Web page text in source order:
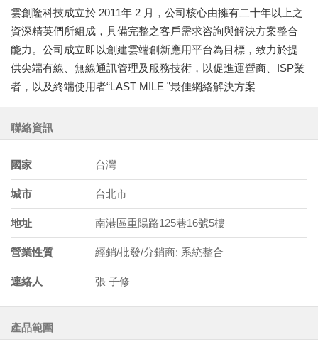
雲創隆科技成立於 2011年 2 月，公司核心由擁有二十年以上之
資深精英們所組成，具備完整之客戶需求咨詢與解決方案整合
能力。公司成立即以創建雲端創新應用平台為目標，致力於提
供尖端有線、無線通訊管理及服務技術，以促進運營商、ISP業
者，以及終端使用者“LAST MILE ”最佳網絡解決方案
聯絡資訊
國家 台灣
城市 台北市
地址 南港區重陽路125巷16號5樓
營業性質 經銷/批發/分銷商; 系統整合
連絡人 張 子修
產品範圍